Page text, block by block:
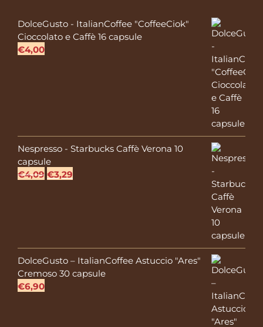
DolceGusto - ItalianCoffee "CoffeeCiok"
Cioccolato e Caffè 16 capsule
€4,00
Nespresso - Starbucks Caffè Verona 10
capsule
€4,09 Il
€3,29
DolceGusto – ItalianCoffee Astuccio "Ares"
Cremoso 30 capsule
€6,90